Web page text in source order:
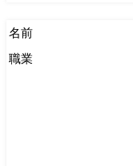
名前
職業